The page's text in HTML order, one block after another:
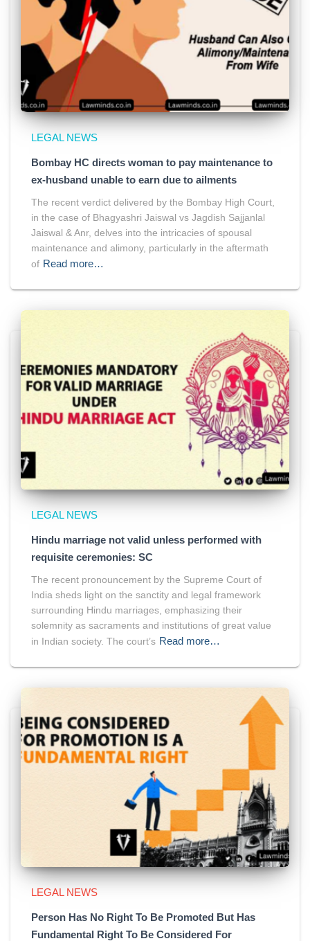
LEGAL NEWS
Bombay HC directs woman to pay maintenance to
ex-husband unable to earn due to ailments
The recent verdict delivered by the Bombay High Court,
in the case of Bhagyashri Jaiswal vs Jagdish Sajjanlal
Jaiswal & Anr, delves into the intricacies of spousal
maintenance and alimony, particularly in the aftermath
of Read more…
LEGAL NEWS
Hindu marriage not valid unless performed with
requisite ceremonies: SC
The recent pronouncement by the Supreme Court of
India sheds light on the sanctity and legal framework
surrounding Hindu marriages, emphasizing their
solemnity as sacraments and institutions of great value
in Indian society. The court’s Read more…
LEGAL NEWS
Person Has No Right To Be Promoted But Has
Fundamental Right To Be Considered For